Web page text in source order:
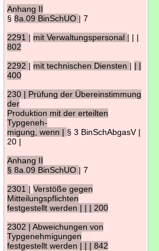
Anhang II
§8a.09 BinSchUO | 7
2291 | mit Verwaltungspersonal | | |
802
2292 | mit technischen Diensten | | |
400
230 | Prüfung der Übereinstimmung
der
Produktion mit der erteilten
Typgeneh-
migung, wenn | § 3 BinSchAbgasV |
20 |
Anhang II
§ 8a.09 BinSchUO | 7
2301 |Verstöße gegen
Mitteilungspflichten
festgestellt werden | | | 200
2302 | Abweichungen von
Typgenehmigungen
festgestellt werden | | | 842